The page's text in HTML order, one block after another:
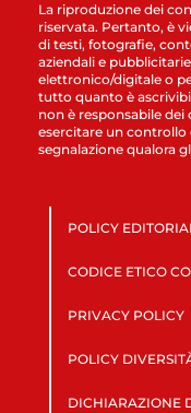
La riproduzione dei
riservata. Pertanto, è
di testi, fotografie,
aziendali e
elettronico/digitale o
tutto quanto è
non è responsabile
esercitare un controllo
segnalazione qualora
POLICY
CODICE ETICO
PRIVACY POLICY
POLICY
DICHIARAZIONE